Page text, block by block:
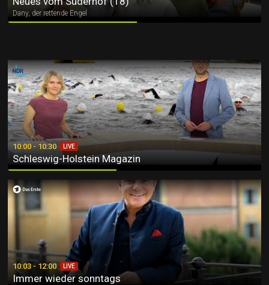
Dany, der rettende Engel
10:00 - 10:30 LIVE
Schleswig-Holstein Magazin
Schleswig-Holstein Magazin
10:03 - 12:00 LIVE
Immer wieder sonntags
Immer wieder sonntags